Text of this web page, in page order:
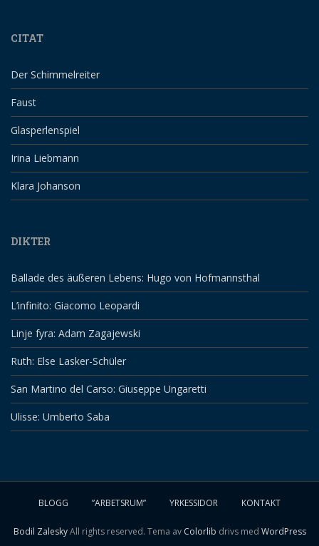
CITAT
Der Schimmelreiter
Faust
Glasperlenspiel
Irina Liebmann
Klara Johanson
DIKTER
Ballade des äußeren Lebens: Hugo von Hofmannsthal
L’infinito: Giacomo Leopardi
Linje fyra: Adam Zagajewski
Ruth: Else Lasker-Schüler
San Martino del Carso: Giuseppe Ungaretti
Ulisse: Umberto Saba
BLOGG ”ARBETSRUM” YRKESSIDOR KONTAKT
Bodil ZaleskyAll rights reserved. Tema av Colorlib drivs med WordPress